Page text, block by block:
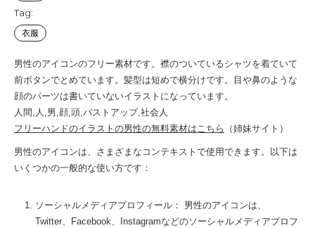
Tag:
衣服
男性のアイコンのフリー素材です。襟のついているシャツを着ていて
前ボタンでとめています。髪型は短めで横分けです。目や鼻のような
顔のパーツは書いていないイラストになっています。
人間,人,男,顔,頭,バストアップ,社会人
フリーハンドのイラストの男性の無料素材はこちら
（姉妹サイト）
男性のアイコンは、さまざまなコンテキストで使用できます。以下は
いくつかの一般的な使い方です：
ソーシャルメディアプロフィール： 男性のアイコンは、
Twitter、Facebook、Instagramなどのソーシャルメディアプロフ